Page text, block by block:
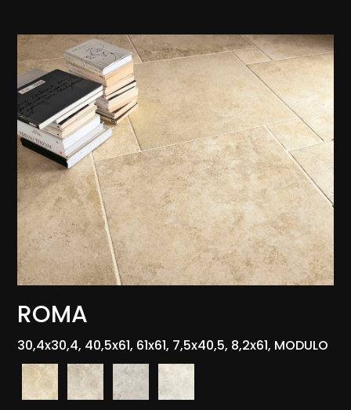
ROMA
30,4x30,4, 40,5x61, 61x61, 7,5x40,5, 8,2x61, MODULO